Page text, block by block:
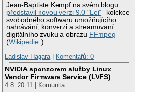
Jean-Baptiste Kempf na svém blogu
představil novou verzi 9.0 "Lei"
kolekce
svobodného softwaru umožňujícího
nahrávání, konverzi a streamovaní
digitálního zvuku a obrazu FFmpeg
(Wikipedie ).
Ladislav Hagara
Komentářů: 0
NVIDIA sponzorem služby Linux
Vendor Firmware Service (LVFS)
4.8. 20:11 | Komunita